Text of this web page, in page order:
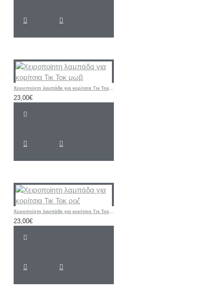
Χειροποίητη λαμπάδα για κορίτσια Τικ Τοκ μωβ
23,00€
Χειροποίητη λαμπάδα για κορίτσια Τικ Τοκ ροζ
23,00€